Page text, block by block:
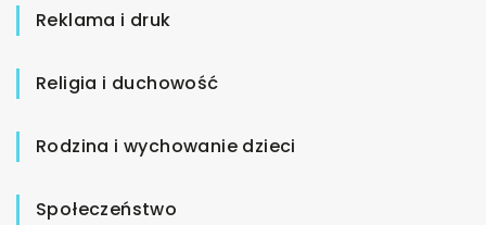
Reklama i druk
Religia i duchowość
Rodzina i wychowanie dzieci
Społeczeństwo